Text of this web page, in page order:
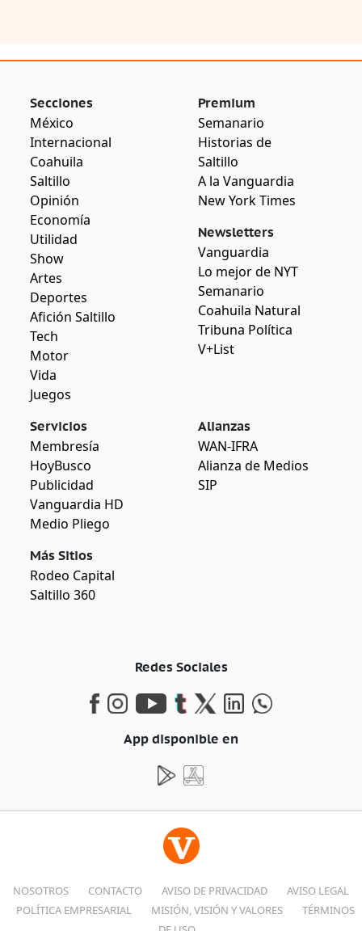
Secciones
México
Internacional
Coahuila
Saltillo
Opinión
Economía
Utilidad
Show
Artes
Deportes
Afición Saltillo
Tech
Motor
Vida
Juegos
Premium
Semanario
Historias de
Saltillo
A la Vanguardia
New York Times
Newsletters
Vanguardia
Lo mejor de NYT
Semanario
Coahuila Natural
Tribuna Política
V+List
Servicios
Membresía
HoyBusco
Publicidad
Vanguardia HD
Medio Pliego
Más Sitios
Rodeo Capital
Saltillo 360
Alianzas
WAN-IFRA
Alianza de Medios
SIP
Redes Sociales
App disponible en
NOSOTROS CONTACTO AVISO DE PRIVACIDAD
AVISO LEGAL
POLÍTICA EMPRESARIAL
MISIÓN, VISIÓN Y VALORES
TÉRMINOS